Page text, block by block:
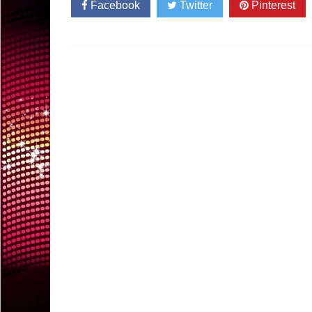
Facebook Twitter Pinterest